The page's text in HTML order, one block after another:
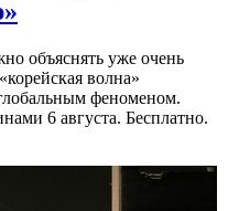
объяснять уже очень
волна»
феноменом.
6 августа. Бесплатно.